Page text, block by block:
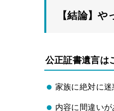
【結論】や
公正証書遺言は
家族に絶対に
内容に間違いが